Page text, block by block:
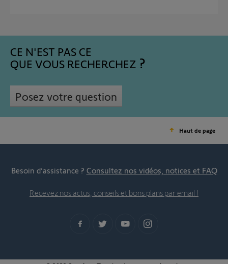
CE N'EST PAS CE
QUE VOUS RECHERCHEZ
Posez votre question
Haut de page
Besoin d’assistance ? Consultez nos vidéos, notices et FAQ
Recevez nos actus, conseils et bons plans par email !